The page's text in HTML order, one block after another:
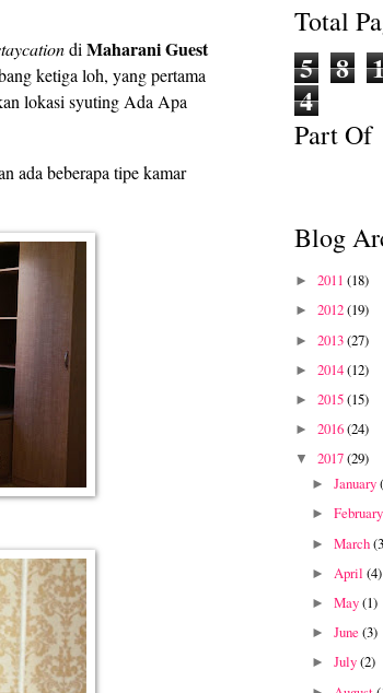
di Maharani Guest
ketiga loh, yang pertama
lokasi syuting Ada Apa
ada beberapa tipe kamar
Total
5 8
4
Part Of
Blog
► 2011 (18)
► 2012(19)
► 2013(27)
► 2014(12)
► 2015(15)
► 2016(24)
▼ 2017(29)
►January
►
►March
► April(4)
►May(1)
►June(3)
►July(2)